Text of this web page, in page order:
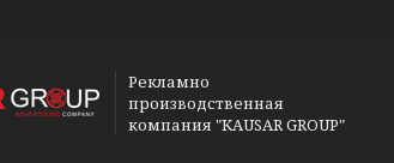
Рекламно
производственная
компания "KAUSAR GROUP"